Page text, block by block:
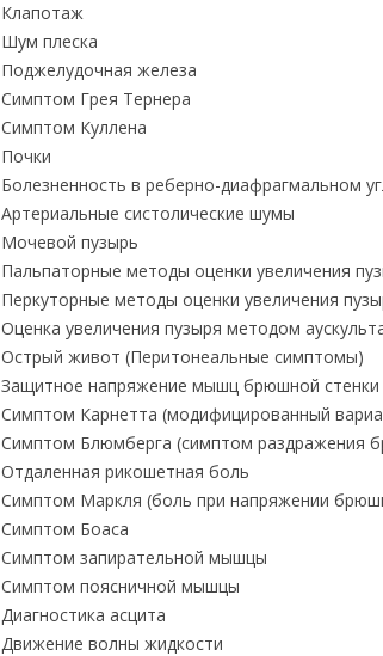
Клапотаж
Шум плеска
Поджелудочная железа
Симптом Грея Тернера
Симптом Куллена
Почки
Болезненность в реберно-диафрагмальном
Артериальные систолические шумы
Мочевой пузырь
Пальпаторные методы оценки увеличения
Перкуторные методы оценки увеличения
Оценка увеличения пузыря методом
Острый живот (Перитонеальные симптомы)
Защитное напряжение мышц брюшной стенки
Симптом Карнетта (модифицированный
Симптом Блюмберга (симптом раздражения
Отдаленная рикошетная боль
Симптом Маркля (боль при напряжении
Симптом Боаса
Симптом запирательной мышцы
Симптом поясничной мышцы
Диагностика асцита
Движение волны жидкости